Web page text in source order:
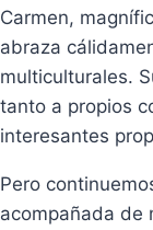
Carmen,
abraza
multiculturales.
tanto a propios
interesantes
Pero
acompañada de